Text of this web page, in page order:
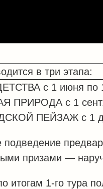
в три этапа:
с 1 июня по
ПРИРОДА с 1
ПЕЙЗАЖ с 1
призами —
итогам 1-го тура